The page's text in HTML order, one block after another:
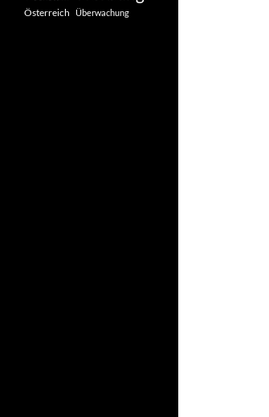
Österreich Überwachung